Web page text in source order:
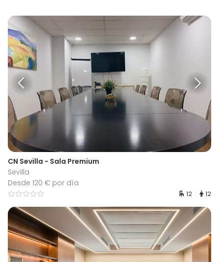
CN Sevilla - Sala Premium
Sevilla
Desde 120 € por día
12 12